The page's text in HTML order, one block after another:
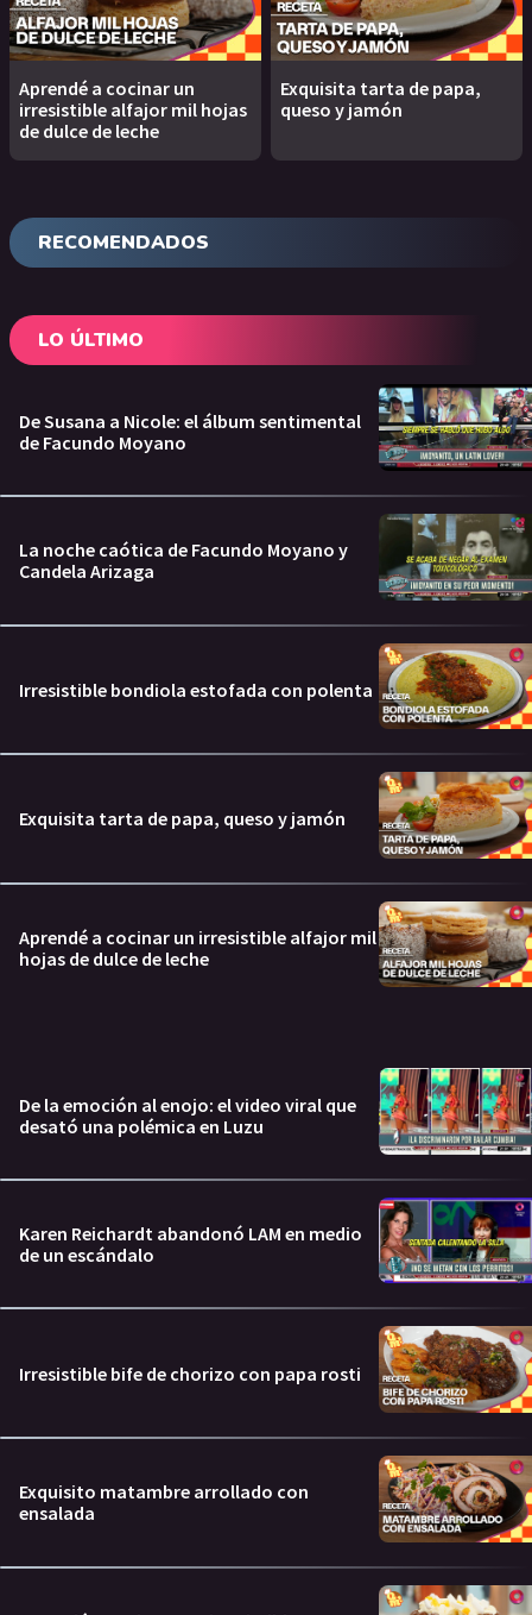
Aprendé a cocinar un
irresistible alfajor mil hojas
de dulce de leche
Exquisita tarta de papa,
queso y jamón
RECOMENDADOS
LO ÚLTIMO
De Susana a Nicole: el álbum sentimental
de Facundo Moyano
La noche caótica de Facundo Moyano y
Candela Arizaga
Irresistible bondiola estofada con polenta
Exquisita tarta de papa, queso y jamón
Aprendé a cocinar un irresistible alfajor mil
hojas de dulce de leche
De la emoción al enojo: el video viral que
desató una polémica en Luzu
Karen Reichardt abandonó LAM en medio
de un escándalo
Irresistible bife de chorizo con papa rosti
Exquisito matambre arrollado con
ensalada